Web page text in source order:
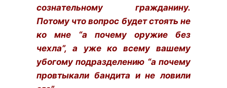
сознательному гражданину.
Потому что вопрос будет стоять не
ко мне “а почему оружие без
чехла”, а уже ко всему вашему
убогому подразделению “а почему
провтыкали бандита и не ловили